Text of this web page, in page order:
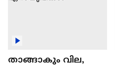
താങ്ങാകും വില,